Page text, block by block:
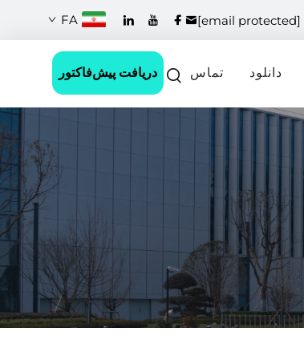
[email protected]
FA
دانلود تماس دریافت پیش‌فاکتور